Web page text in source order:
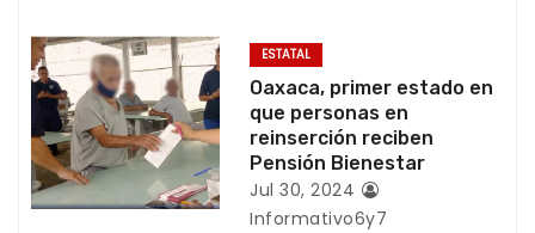
a
d
a
s
ESTATAL
Oaxaca, primer estado en
que personas en
reinserción reciben
Pensión Bienestar
Jul 30, 2024
Informativo6y7